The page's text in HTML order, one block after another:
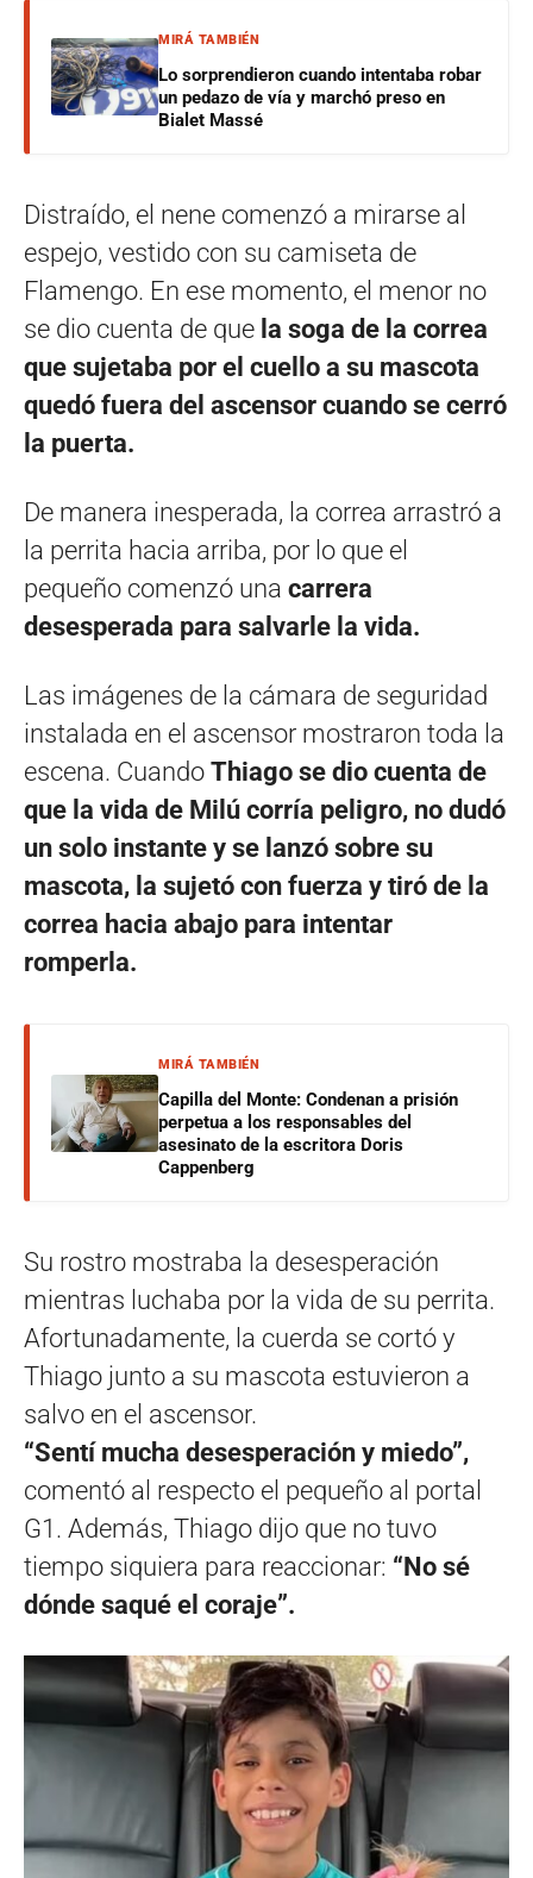
MIRÁ TAMBIÉN
Lo sorprendieron cuando intentaba robar
un pedazo de vía y marchó preso en
Bialet Massé
Distraído, el nene comenzó a mirarse al
espejo, vestido con su camiseta de
Flamengo. En ese momento, el menor no
se dio cuenta de que la soga de la correa
que sujetaba por el cuello a su mascota
quedó fuera del ascensor cuando se cerró
la puerta.
De manera inesperada, la correa arrastró a
la perrita hacia arriba, por lo que el
pequeño comenzó una carrera
desesperada para salvarle la vida.
Las imágenes de la cámara de seguridad
instalada en el ascensor mostraron toda la
escena. Cuando Thiago se dio cuenta de
que la vida de Milú corría peligro, no dudó
un solo instante y se lanzó sobre su
mascota, la sujetó con fuerza y tiró de la
correa hacia abajo para intentar
romperla.
MIRÁ TAMBIÉN
Capilla del Monte: Condenan a prisión
perpetua a los responsables del
asesinato de la escritora Doris
Cappenberg
Su rostro mostraba la desesperación
mientras luchaba por la vida de su perrita.
Afortunadamente, la cuerda se cortó y
Thiago junto a su mascota estuvieron a
salvo en el ascensor.
“Sentí mucha desesperación y miedo”,
comentó al respecto el pequeño al portal
G1. Además, Thiago dijo que no tuvo
tiempo siquiera para reaccionar: “No sé
dónde saqué el coraje”.